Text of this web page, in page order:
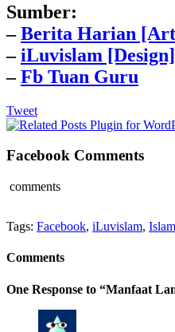
Sumber:
–Berita Harian
–iLuvislam [Design]
–Fb Tuan Guru
Tweet
Facebook Comments
comments
Tags: Facebook, iLuvislam, Islam
Comments
One Response to “Manfaat